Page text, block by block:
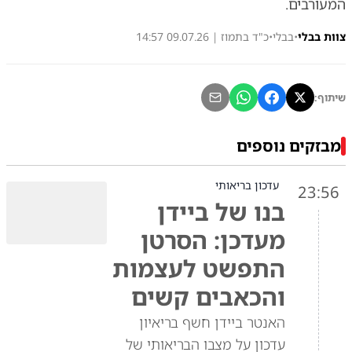
המעורבים.
צוות בבלי•בבלי•כ"ד בתמוז | 09.07.26 14:57
שיתוף:
מבזקים נוספים
23:56 עדכון בריאותי
בנו של ביידן
מעדכן: הסרטן
התפשט לעצמות
והכאבים קשים
האנטר ביידן חשף בריאיון
עדכון על מצבו הבריאותי של